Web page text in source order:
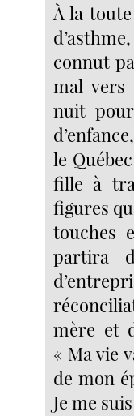
À la
connut
mal vers
nuit
le
fille à
figures
touches
partira
mère et
« Ma vie
de mon
Je me